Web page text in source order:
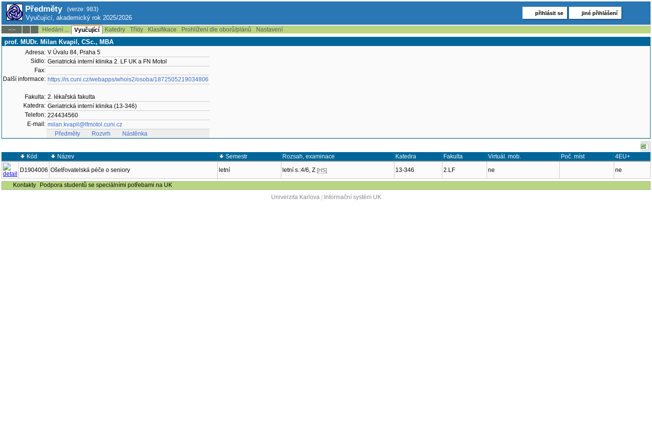
Předměty (verze: 983)
Vyučující, akademický rok 2025/2026
přihlásit se jiné přihlášení
--:-- Hledání ... Vyučující Katedry Třídy Klasifikace Prohlížení dle oborů/plánů Nastavení
prof. MUDr. Milan Kvapil, CSc., MBA
Adresa: V Úvalu 84, Praha 5
Sídlo: Geriatrická interní klinika 2. LF UK a FN Motol
Fax:
Další informace: https://is.cuni.cz/webapps/whois2/osoba/1872505219034806
Fakulta: 2. lékařská fakulta
Katedra: Geriatrická interní klinika (13-346)
Telefon: 224434560
E-mail: milan.kvapil@lfmotol.cuni.cz
Předměty
Rozvrh Nástěnka
Kód Název Semestr Rozsah, examinace Katedra Fakulta Virtuál. mob. Poč. míst
4EU+
D1904006 Ošetřovatelská péče o seniory letní letní s.:4/6, Z [HS] 13-346 2.LF ne ne
Kontakty
Podpora studentů se speciálními potřebami na UK
Univerzita Karlova| Informační systém UK